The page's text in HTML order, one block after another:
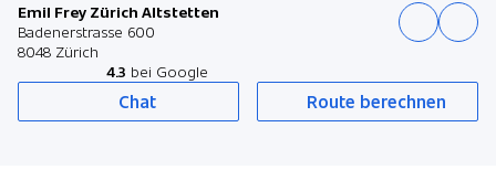
Emil Frey Zürich Altstetten
Badenerstrasse 600
8048 Zürich
4.3 bei Google
Chat Route berechnen